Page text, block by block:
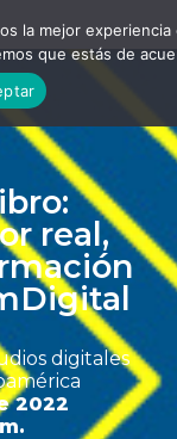
real,
digitales
2022
la mejor
que estás de